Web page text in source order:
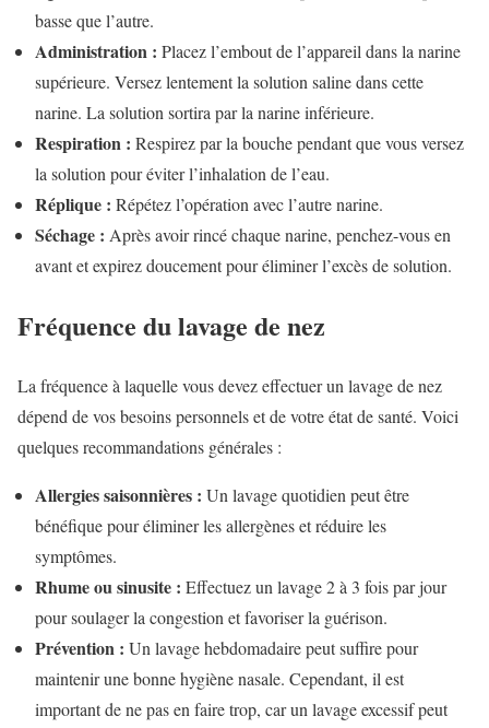
basse que l’autre.
Administration : Placez l’embout de l’appareil dans la narine
supérieure. Versez lentement la solution saline dans cette
narine. La solution sortira par la narine inférieure.
Respiration : Respirez par la bouche pendant que vous versez
la solution pour éviter l’inhalation de l’eau.
Réplique : Répétez l’opération avec l’autre narine.
Séchage : Après avoir rincé chaque narine, penchez-vous en
avant et expirez doucement pour éliminer l’excès de solution.
Fréquence du lavage de nez
La fréquence à laquelle vous devez effectuer un lavage de nez
dépend de vos besoins personnels et de votre état de santé. Voici
quelques recommandations générales :
Allergies saisonnières : Un lavage quotidien peut être
bénéfique pour éliminer les allergènes et réduire les
symptômes.
Rhume ou sinusite : Effectuez un lavage 2 à 3 fois par jour
pour soulager la congestion et favoriser la guérison.
Prévention : Un lavage hebdomadaire peut suffire pour
maintenir une bonne hygiène nasale. Cependant, il est
important de ne pas en faire trop, car un lavage excessif peut